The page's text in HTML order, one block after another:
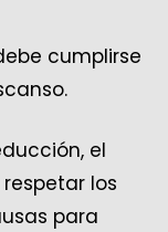
cumplirse
el
los
para